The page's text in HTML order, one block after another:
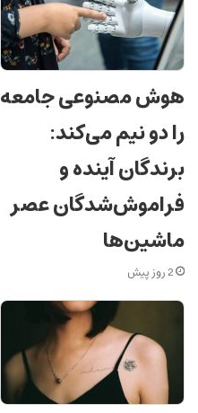
هوش مصنوعی جامعه
را دو نیم می‌کند:
برندگان آینده و
فراموش‌شدگان عصر
ماشین‌ها
2 روز پیش